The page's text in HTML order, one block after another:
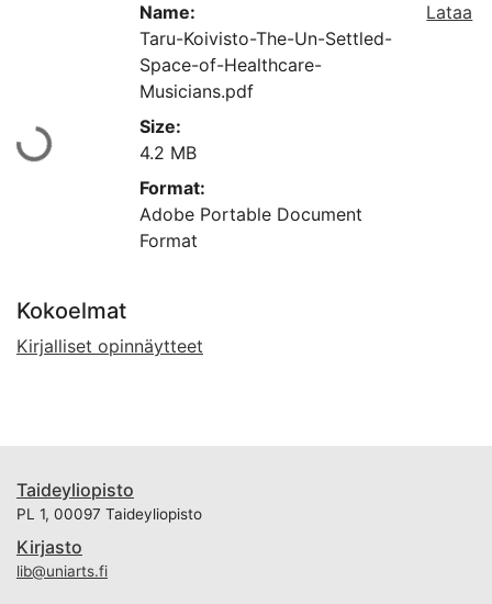
Ladataan...
Name:
Taru-Koivisto-The-Un-Settled-
Space-of-Healthcare-
Musicians.pdf
Size:
4.2 MB
Format:
Adobe Portable Document
Format
Lataa
Kokoelmat
Kirjalliset opinnäytteet
Taideyliopisto
PL 1, 00097 Taideyliopisto
Kirjasto
lib@uniarts.fi